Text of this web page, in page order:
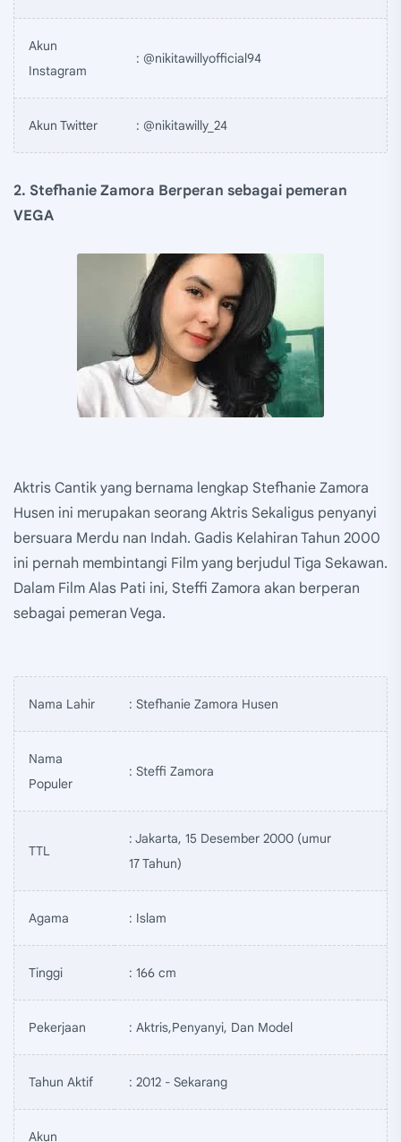
Akun
Instagram
: @nikitawillyofficial94
Akun Twitter : @nikitawilly_24
2. Stefhanie Zamora Berperan sebagai pemeran
VEGA
Aktris Cantik yang bernama lengkap Stefhanie Zamora
Husen ini merupakan seorang Aktris Sekaligus penyanyi
bersuara Merdu nan Indah. Gadis Kelahiran Tahun 2000
ini pernah membintangi Film yang berjudul Tiga Sekawan.
Dalam Film Alas Pati ini, Steffi Zamora akan berperan
sebagai pemeran Vega.
Nama Lahir : Stefhanie Zamora Husen
Nama
Populer
: Steffi Zamora
TTL
: Jakarta, 15 Desember 2000 (umur
17 Tahun)
Agama : Islam
Tinggi : 166 cm
Pekerjaan : Aktris,Penyanyi, Dan Model
Tahun Aktif : 2012 - Sekarang
Akun